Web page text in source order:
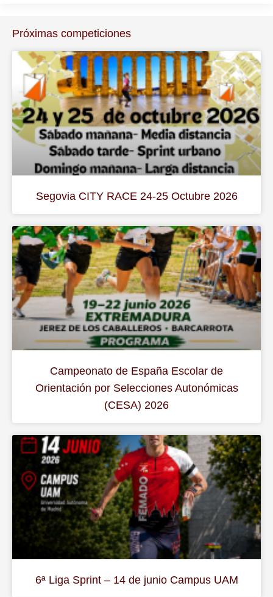
Próximas competiciones
Segovia CITY RACE 24-25 Octubre 2026
Campeonato de España Escolar de
Orientación por Selecciones Autonómicas
(CESA) 2026
6ª Liga Sprint – 14 de junio Campus UAM